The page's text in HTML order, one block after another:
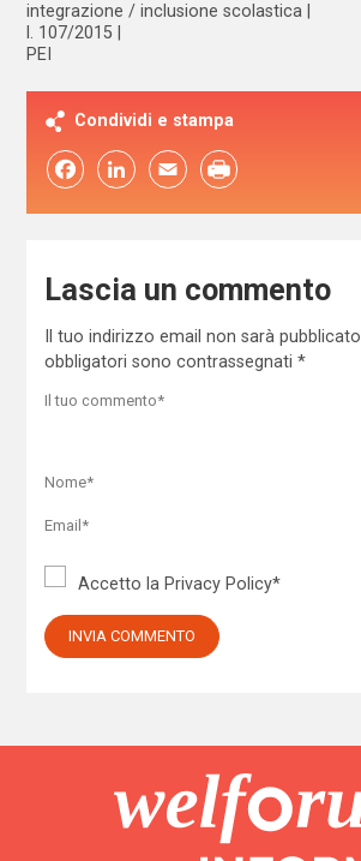
integrazione / inclusione scolastica
l. 107/2015
PEI
Condividi e stampa
FacebookLinkedIn Email
Lascia un commento
Il tuo indirizzo email non sarà pubblicato.
obbligatori sono contrassegnati *
Accetto la Privacy Policy*